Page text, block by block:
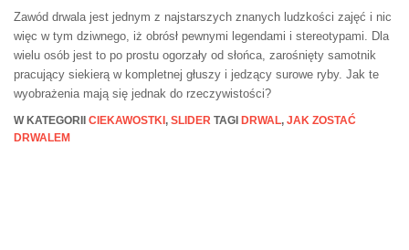
Zawód drwala jest jednym z najstarszych znanych ludzkości zajęć i nic
więc w tym dziwnego, iż obrósł pewnymi legendami i stereotypami. Dla
wielu osób jest to po prostu ogorzały od słońca, zarośnięty samotnik
pracujący siekierą w kompletnej głuszy i jedzący surowe ryby. Jak te
wyobrażenia mają się jednak do rzeczywistości?
W KATEGORII CIEKAWOSTKI , SLIDER TAGI DRWAL, JAK ZOSTAĆ
DRWALEM